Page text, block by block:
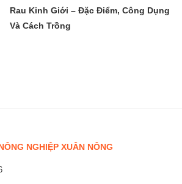
Rau Kinh Giới – Đặc Điểm, Công Dụng
Và Cách Trồng
NGHIỆP XUÂN NÔNG